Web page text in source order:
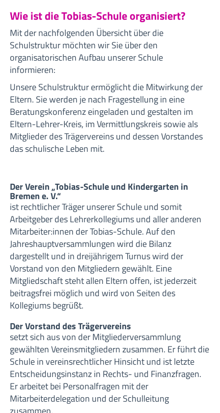
Wie ist die Tobias-Schule organisiert?
Mit der nachfolgenden Übersicht über die
Schulstruktur möchten wir Sie über den
organisatorischen Aufbau unserer Schule
informieren:
Unsere Schulstruktur ermöglicht die Mitwirkung der
Eltern. Sie werden je nach Fragestellung in eine
Beratungskonferenz eingeladen und gestalten im
Eltern-Lehrer-Kreis, im Vermittlungskreis sowie als
Mitglieder des Trägervereins und dessen Vorstandes
das schulische Leben mit.
Der Verein „Tobias-Schule und Kindergarten in
Bremen e. V.“
ist rechtlicher Träger unserer Schule und somit
Arbeitgeber des Lehrerkollegiums und aller anderen
Mitarbeiter:innen der Tobias-Schule. Auf den
Jahreshauptversammlungen wird die Bilanz
dargestellt und in dreijährigem Turnus wird der
Vorstand von den Mitgliedern gewählt. Eine
Mitgliedschaft steht allen Eltern offen, ist jederzeit
beitragsfrei möglich und wird von Seiten des
Kollegiums begrüßt.
Der Vorstand des Trägervereins
setzt sich aus von der Mitgliederversammlung
gewählten Vereinsmitgliedern zusammen. Er führt die
Schule in vereinsrechtlicher Hinsicht und ist letzte
Entscheidungsinstanz in Rechts- und Finanzfragen.
Er arbeitet bei Personalfragen mit der
Mitarbeiterdelegation und der Schulleitung